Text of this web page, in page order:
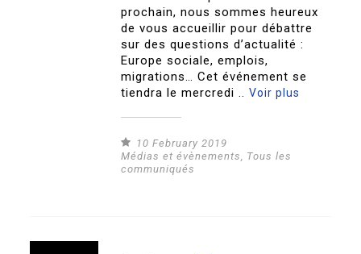
prochain, nous sommes heureux
de vous accueillir pour débattre
sur des questions d’actualité :
Europe sociale, emplois,
migrations… Cet événement se
tiendra le mercredi ..Voir plus
10 February 2019
Médias et évènements, Tous les
communiqués